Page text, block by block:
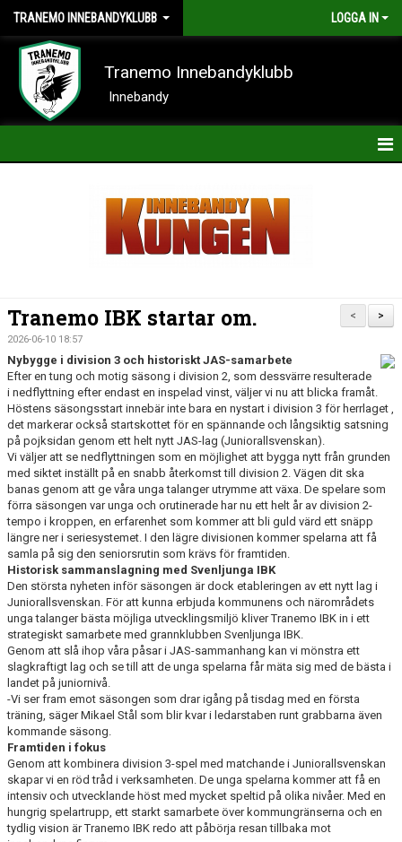
TRANEMO INNEBANDYKLUBB LOGGA IN
Tranemo Innebandyklubb
Innebandy
KALENDER
BILDER
DOKUMENT
VÅRA LAG
MATCHER
FÖRETAGSCUPEN 2026
TRÄNINGSTIDER 2025/26
SCHEMAN
FÖRENINGSKLÄDER-INNEBANDYKUNGEN
FÖRENINGSDOMARE
>
<
Tranemo IBK startar om.
2026-06-10 18:57
Nybygge i division 3 och historiskt JAS-samarbete
Efter en tung och motig säsong i division 2, som dessvärre resulterade
i nedflyttning efter endast en inspelad vinst, väljer vi nu att blicka framåt.
Höstens säsongsstart innebär inte bara en nystart i division 3 för herrlaget ,
det markerar också startskottet för en spännande och långsiktig satsning
på pojksidan genom ett helt nytt JAS-lag (Juniorallsvenskan).
Vi väljer att se nedflyttningen som en möjlighet att bygga nytt från grunden
med siktet inställt på en snabb återkomst till division 2. Vägen dit ska
banas genom att ge våra unga talanger utrymme att växa. De spelare som
förra säsongen var unga och orutinerade har nu ett helt år av division 2-
tempo i kroppen, en erfarenhet som kommer att bli guld värd ett snäpp
längre ner i seriesystemet. I den lägre divisionen kommer spelarna att få
samla på sig den seniorsrutin som krävs för framtiden.
Historisk sammanslagning med Svenljunga IBK
Den största nyheten inför säsongen är dock etableringen av ett nytt lag i
Juniorallsvenskan. För att kunna erbjuda kommunens och närområdets
unga talanger bästa möjliga utvecklingsmiljö kliver Tranemo IBK in i ett
strategiskt samarbete med grannklubben Svenljunga IBK.
Genom att slå ihop våra påsar i JAS-sammanhang kan vi mönstra ett
slagkraftigt lag och se till att de unga spelarna får mäta sig med de bästa i
landet på juniornivå.
-Vi ser fram emot säsongen som drar igång på tisdag med en första
träning, säger Mikael Stål som blir kvar i ledarstaben runt grabbarna även
kommande säsong.
Framtiden i fokus
Genom att kombinera division 3-spel med matchande i Juniorallsvenskan
skapar vi en röd tråd i verksamheten. De unga spelarna kommer att få en
intensiv och utvecklande höst med mycket speltid på olika nivåer. Med en
hungrig spelartrupp, ett starkt samarbete över kommungränserna och en
tydlig vision är Tranemo IBK redo att påbörja resan tillbaka mot